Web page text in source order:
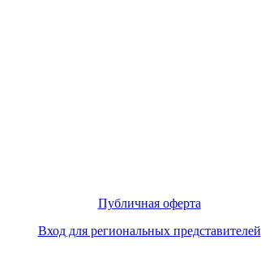
Публичная оферта
Вход для региональных представителей